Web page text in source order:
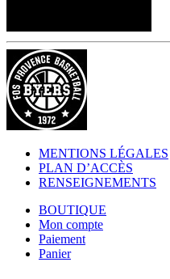
MENTIONS LÉGALES
PLAN D’ACCÈS
RENSEIGNEMENTS
BOUTIQUE
Mon compte
Paiement
Panier